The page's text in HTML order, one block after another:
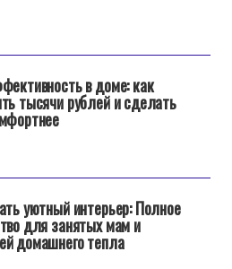
в доме: как
тысячи рублей и сделать
уютный интерьер: Полное
для занятых мам и
домашнего тепла